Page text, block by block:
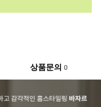
상품문의0